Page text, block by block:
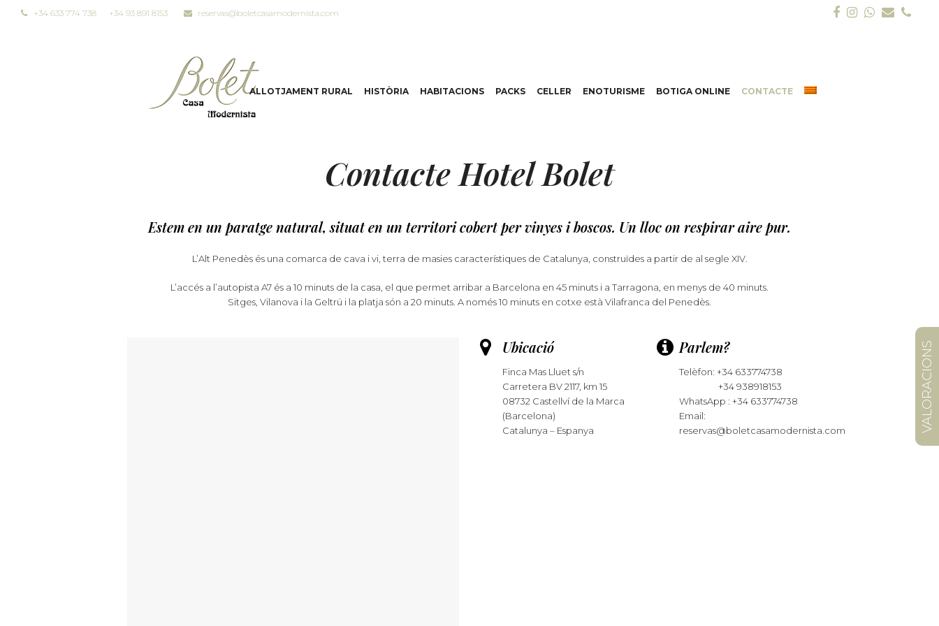
+34 633 774 738 +34 93 891 8153 reservas@boletcasamodernista.com Facebook
Instagram
Email
ALLOTJAMENT RURAL HISTÒRIA HABITACIONS PACKS CELLER ENOTURISME BOTIGA ONLINE CONTACTE
Contacte Hotel Bolet
Estem en un paratge natural, situat en un territori cobert per vinyes i boscos. Un lloc on respirar aire pur.
L’Alt Penedès és una comarca de cava i vi, terra de masies característiques de Catalunya, construïdes a partir de al segle XIV.
L’accés a l’autopista A7 és a 10 minuts de la casa, el que permet arribar a Barcelona en 45 minuts i a Tarragona, en menys de 40 minuts.
Sitges, Vilanova i la Geltrú i la platja són a 20 minuts. A només 10 minuts en cotxe està Vilafranca del Penedès.
Ubicació
Finca Mas Lluet s/n
Carretera BV 2117, km 15
08732 Castellví de la Marca
(Barcelona)
Catalunya – Espanya
Parlem?
Telèfon: +34 633774738
+34 938918153
WhatsApp : +34 633774738
Email:
reservas@boletcasamodernista.com
VALORACIONS